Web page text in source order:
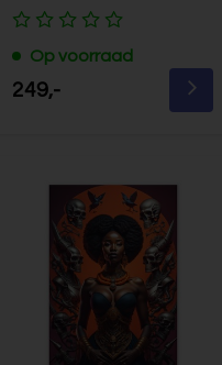
Op voorraad
249,-